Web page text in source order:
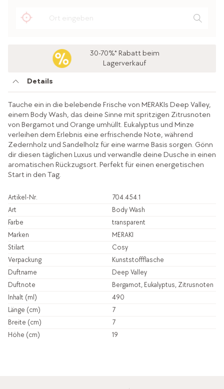
30-70%* Rabatt beim
Lagerverkauf
Details
Tauche ein in die belebende Frische von MERAKIs Deep Valley,
einem Body Wash, das deine Sinne mit spritzigen Zitrusnoten
von Bergamot und Orange umhüllt. Eukalyptus und Minze
verleihen dem Erlebnis eine erfrischende Note, während
Zedernholz und Sandelholz für eine warme Basis sorgen. Gönn
dir diesen täglichen Luxus und verwandle deine Dusche in einen
aromatischen Rückzugsort. Perfekt für einen energetischen
Start in den Tag.
Artikel-Nr.
704.454.1
Art
Body Wash
Farbe
transparent
Marken
MERAKI
Stilart
Cosy
Verpackung
Kunststoffflasche
Duftname
Deep Valley
Duftnote
Bergamot, Eukalyptus, Zitrusnoten
Inhalt (ml)
490
Länge (cm)
7
Breite (cm)
7
Höhe (cm)
19